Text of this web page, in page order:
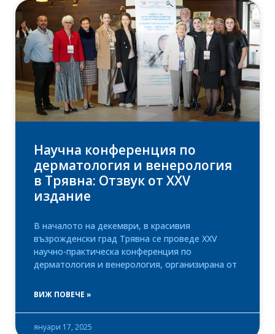
Научна конференция по
дерматология и венерология
в Трявна: Отзвук от XXV
издание
В началото на декември, в красивия
възрожденски град Трявна се проведе XXV
научно-практическа конференция по
дерматология и венерология, организирана от
ВИЖ ПОВЕЧЕ »
януари 17, 2025